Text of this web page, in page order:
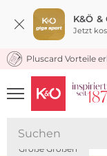
K&Ö &
Jetzt
Pluscard Vorteile
UNSERE APP
CLICK &
Große Größen